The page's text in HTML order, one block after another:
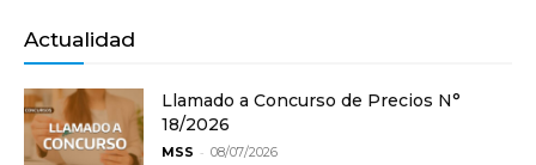
Actualidad
Llamado a Concurso de Precios N°
18/2026
MSS - 08/07/2026